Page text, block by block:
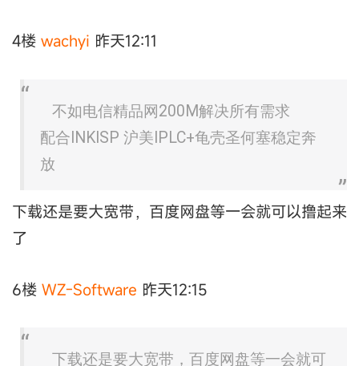
4楼 wachyi 昨天12:11
不如电信精品网200M解决所有需求
配合INKISP 沪美IPLC+龟壳圣何塞稳定奔
放
下载还是要大宽带，百度网盘等一会就可以撸起来
了
6楼 WZ-Software 昨天12:15
下载还是要大宽带，百度网盘等一会就可